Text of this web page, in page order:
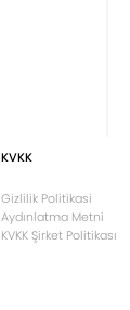
KVKK
Gizlilik Politikasi
Aydınlatma Metni
KVKK Şirket Politikası